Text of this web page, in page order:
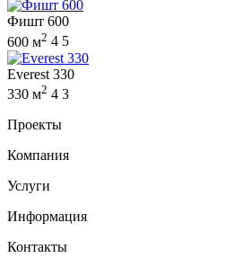
Фишт 600
600 м2 4 5
Everest 330
330 м2 4 3
Проекты
Компания
Услуги
Информация
Контакты